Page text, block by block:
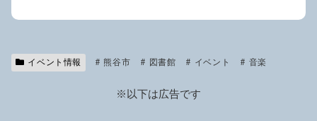
e
ail p
Li
n
イベント情報 熊谷市 図書館 イベント 音楽
※以下は広告です